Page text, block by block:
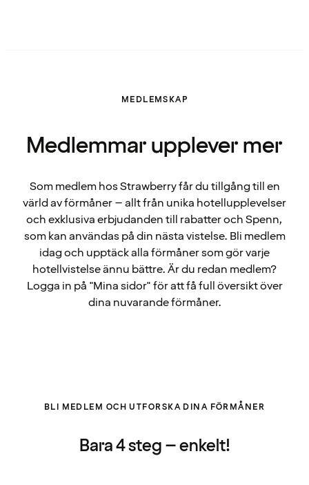
MEDLEMSKAP
Medlemmar upplever mer
Som medlem hos Strawberry får du tillgång till en
värld av förmåner – allt från unika hotellupplevelser
och exklusiva erbjudanden till rabatter och Spenn,
som kan användas på din nästa vistelse. Bli medlem
idag och upptäck alla förmåner som gör varje
hotellvistelse ännu bättre. Är du redan medlem?
Logga in på "Mina sidor" för att få full översikt över
dina nuvarande förmåner.
BLI MEDLEM OCH UTFORSKA DINA FÖRMÅNER
Bara 4 steg – enkelt!